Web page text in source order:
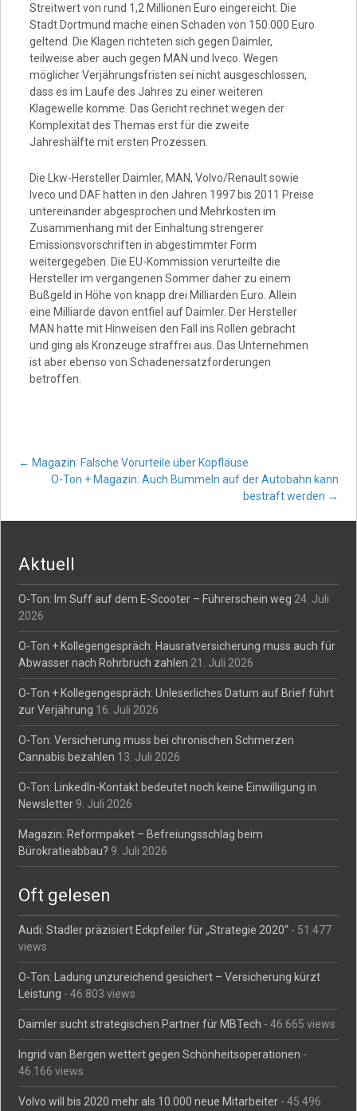
Streitwert von rund 1,2 Millionen Euro eingereicht. Die
Stadt Dortmund mache einen Schaden von 150.000 Euro
geltend. Die Klagen richteten sich gegen Daimler,
teilweise aber auch gegen MAN und Iveco. Wegen
möglicher Verjährungsfristen sei nicht ausgeschlossen,
dass es im Laufe des Jahres zu einer weiteren
Klagewelle komme. Das Gericht rechnet wegen der
Komplexität des Themas erst für die zweite
Jahreshälfte mit ersten Prozessen.
Die Lkw-Hersteller Daimler, MAN, Volvo/Renault sowie
Iveco und DAF hatten in den Jahren 1997 bis 2011 Preise
untereinander abgesprochen und Mehrkosten im
Zusammenhang mit der Einhaltung strengerer
Emissionsvorschriften in abgestimmter Form
weitergegeben. Die EU-Kommission verurteilte die
Hersteller im vergangenen Sommer daher zu einem
Bußgeld in Höhe von knapp drei Milliarden Euro. Allein
eine Milliarde davon entfiel auf Daimler. Der Hersteller
MAN hatte mit Hinweisen den Fall ins Rollen gebracht
und ging als Kronzeuge straffrei aus. Das Unternehmen
ist aber ebenso von Schadenersatzforderungen
betroffen.
Post
navigation
← Magazin: Falsche Vorurteile über Kopfläuse
O-Ton + Magazin: Auch Bummeln auf der Autobahn kann
bestraft werden →
Aktuell
O-Ton: Im Suff auf dem E-Scooter – Führerschein weg 24. Juli
2026
O-Ton + Kollegengespräch: Hausratversicherung muss auch für
Abwasser nach Rohrbruch zahlen 21. Juli 2026
O-Ton + Kollegengespräch: Unleserliches Datum auf Brief führt
zur Verjährung 16. Juli 2026
O-Ton: Versicherung muss bei chronischen Schmerzen
Cannabis bezahlen 13. Juli 2026
O-Ton: LinkedIn-Kontakt bedeutet noch keine Einwilligung in
Newsletter 9. Juli 2026
Magazin: Reformpaket – Befreiungsschlag beim
Bürokratieabbau? 9. Juli 2026
Oft gelesen
Audi: Stadler präzisiert Eckpfeiler für „Strategie 2020“ - 51.477
views
O-Ton: Ladung unzureichend gesichert – Versicherung kürzt
Leistung - 46.803 views
Daimler sucht strategischen Partner für MBTech - 46.665 views
Ingrid van Bergen wettert gegen Schönheitsoperationen -
46.166 views
Volvo will bis 2020 mehr als 10.000 neue Mitarbeiter - 45.496